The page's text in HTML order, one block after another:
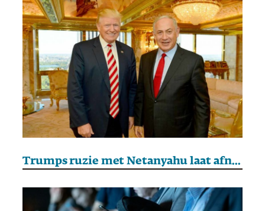
Trumps ruzie met Netanyahu laat afnemende steun van de VS voor Israël zien